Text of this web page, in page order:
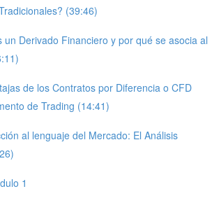
(39:46)
un Derivado Financiero y por qué se asocia al
de los Contratos por Diferencia o CFD
de Trading (14:41)
al lenguaje del Mercado: El Análisis
1